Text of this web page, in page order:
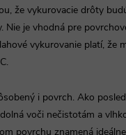
že vykurovacie drôty
Nie je vhodná pre
vykurovanie platí, že
i povrch. Ako
voči nečistotám a
povrchu znamená